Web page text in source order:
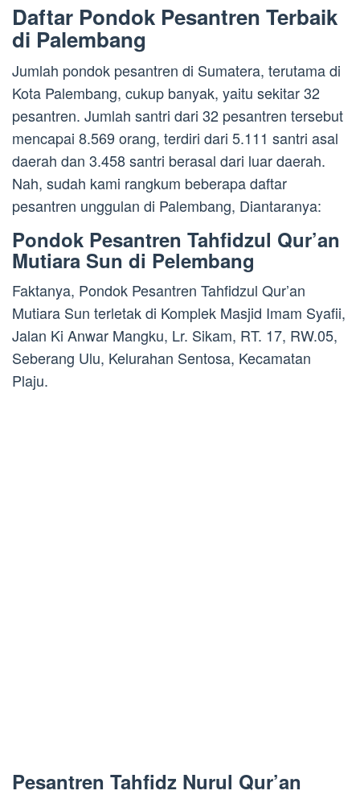
Daftar Pondok Pesantren Terbaik
di Palembang
Jumlah pondok pesantren di Sumatera, terutama di
Kota Palembang, cukup banyak, yaitu sekitar 32
pesantren. Jumlah santri dari 32 pesantren tersebut
mencapai 8.569 orang, terdiri dari 5.111 santri asal
daerah dan 3.458 santri berasal dari luar daerah.
Nah, sudah kami rangkum beberapa daftar
pesantren unggulan di Palembang, Diantaranya:
Pondok Pesantren Tahfidzul Qur’an
Mutiara Sun di Pelembang
Faktanya, Pondok Pesantren Tahfidzul Qur’an
Mutiara Sun terletak di Komplek Masjid Imam Syafii,
Jalan Ki Anwar Mangku, Lr. Sikam, RT. 17, RW.05,
Seberang Ulu, Kelurahan Sentosa, Kecamatan
Plaju.
Pesantren Tahfidz Nurul Qur’an